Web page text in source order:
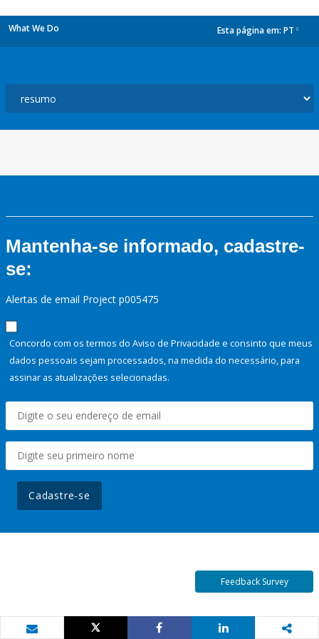
What We Do Esta página em: PT
Mantenha-se informado, cadastre-
se:
Alertas de email Project p005475
Concordo com os termos do Aviso de Privacidade e consinto que meus
dados pessoais sejam processados, na medida do necessário, para
assinar as atualizações selecionadas.
Cadastre-se
Feedback Survey